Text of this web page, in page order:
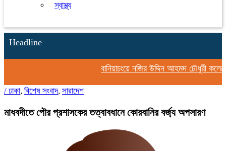
স্বাস্থ্য
Headline
বানিয়াচংয়ে নজির উদ্দিন আহমদ চৌধুরী
/ ঢাকা, বিশেষ সংবাদ, সারাদেশ
মাধবদীতে পৌর প্রশাসকের তত্বাবধানে কোরবানির বর্জ্য অপসারণ